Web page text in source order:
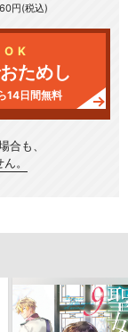
円(税込)
OK
ためし
14日間無料
合も、
。